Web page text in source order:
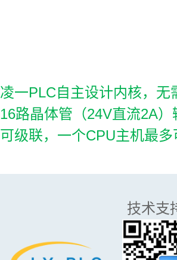
凌一PLC自主设计内核，无
16路晶体管（24V直流2A
可级联，一个CPU主机最
技术支